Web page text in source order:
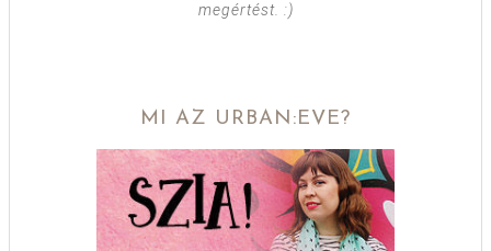
megértést. :)
MI AZ URBAN:EVE?